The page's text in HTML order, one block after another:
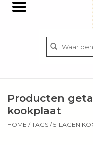
Bestek
Producten
kookplaat
HOME /TAGS /5-LAGEN